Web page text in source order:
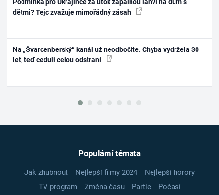
Podmínka pro Ukrajince za útok zápalnou lahví na dům s
dětmi? Tejc zvažuje mimořádný zásah
Na „Švarcenberský“ kanál už neodbočíte. Chyba vydržela 30
let, teď ceduli celou odstraní
Populární témata
Jak zhubnout Nejlepší filmy 2024
Nejlepší horory
TV program
Změna času Partie
Počasí